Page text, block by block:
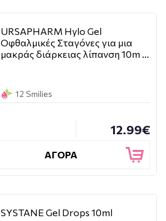
URSAPHARM Hylo Gel
Οφθαλμικές Σταγόνες για μια
μακράς διάρκειας λίπανση 10m …
12 Smilies
12.99€
ΑΓΟΡΑ
SYSTANE Gel Drops 10ml